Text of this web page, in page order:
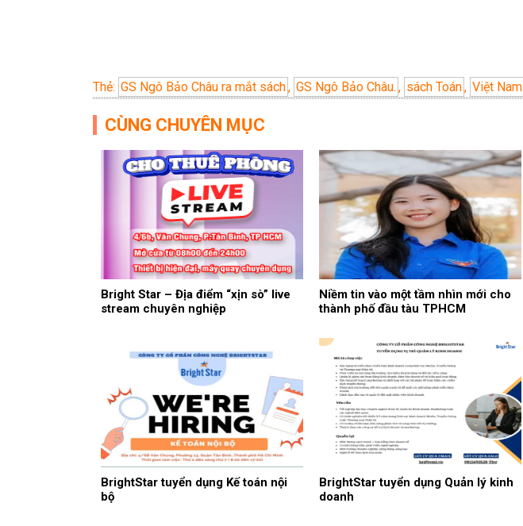
Thẻ: GS Ngô Bảo Châu ra mắt sách, GS Ngô Bảo Châu. , sách Toán, Việt Nam
CÙNG CHUYÊN MỤC
Bright Star – Địa điểm “xịn sò” live
stream chuyên nghiệp
Niềm tin vào một tầm nhìn mới cho
thành phố đầu tàu TPHCM
BrightStar tuyển dụng Kế toán nội
bộ
BrightStar tuyển dụng Quản lý kinh
doanh